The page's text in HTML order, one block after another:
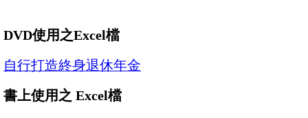
DVD使用之Excel檔
自行打造終身退休年金
書上使用之 Excel檔